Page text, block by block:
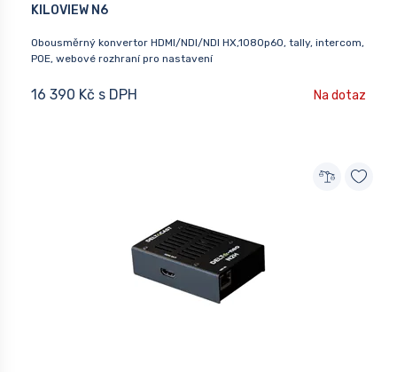
KILOVIEW N6
Obousměrný konvertor HDMI/NDI/NDI HX,1080p60, tally, intercom,
POE, webové rozhraní pro nastavení
16 390 Kč s DPH Na dotaz